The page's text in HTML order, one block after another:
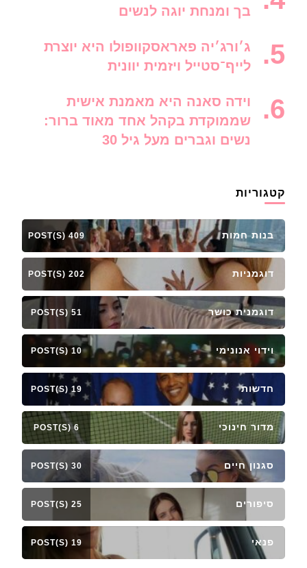
בך ומנחת יוגה לנשים
ג׳ורג׳יה פאראסקוופולו היא יוצרת
לייף־סטייל ויזמית יוונית
וידה סאנה היא מאמנת אישית
שממוקדת בקהל אחד מאוד ברור:
נשים וגברים מעל גיל 30
קטגוריות
בנות חמות 409 POST(S)
דוגמניות 202 POST(S)
דוגמנית כושר 51 POST(S)
וידוי אנונימי 10 POST(S)
חדשות 19 POST(S)
מדור חינוכי 6 POST(S)
סגנון חיים 30 POST(S)
סיפורים 25 POST(S)
פנאי 19 POST(S)